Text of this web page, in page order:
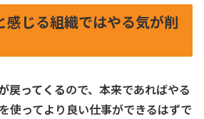
感じる組織ではやる気が削
戻ってくるので、本来であればやる
使ってより良い仕事ができるはずで